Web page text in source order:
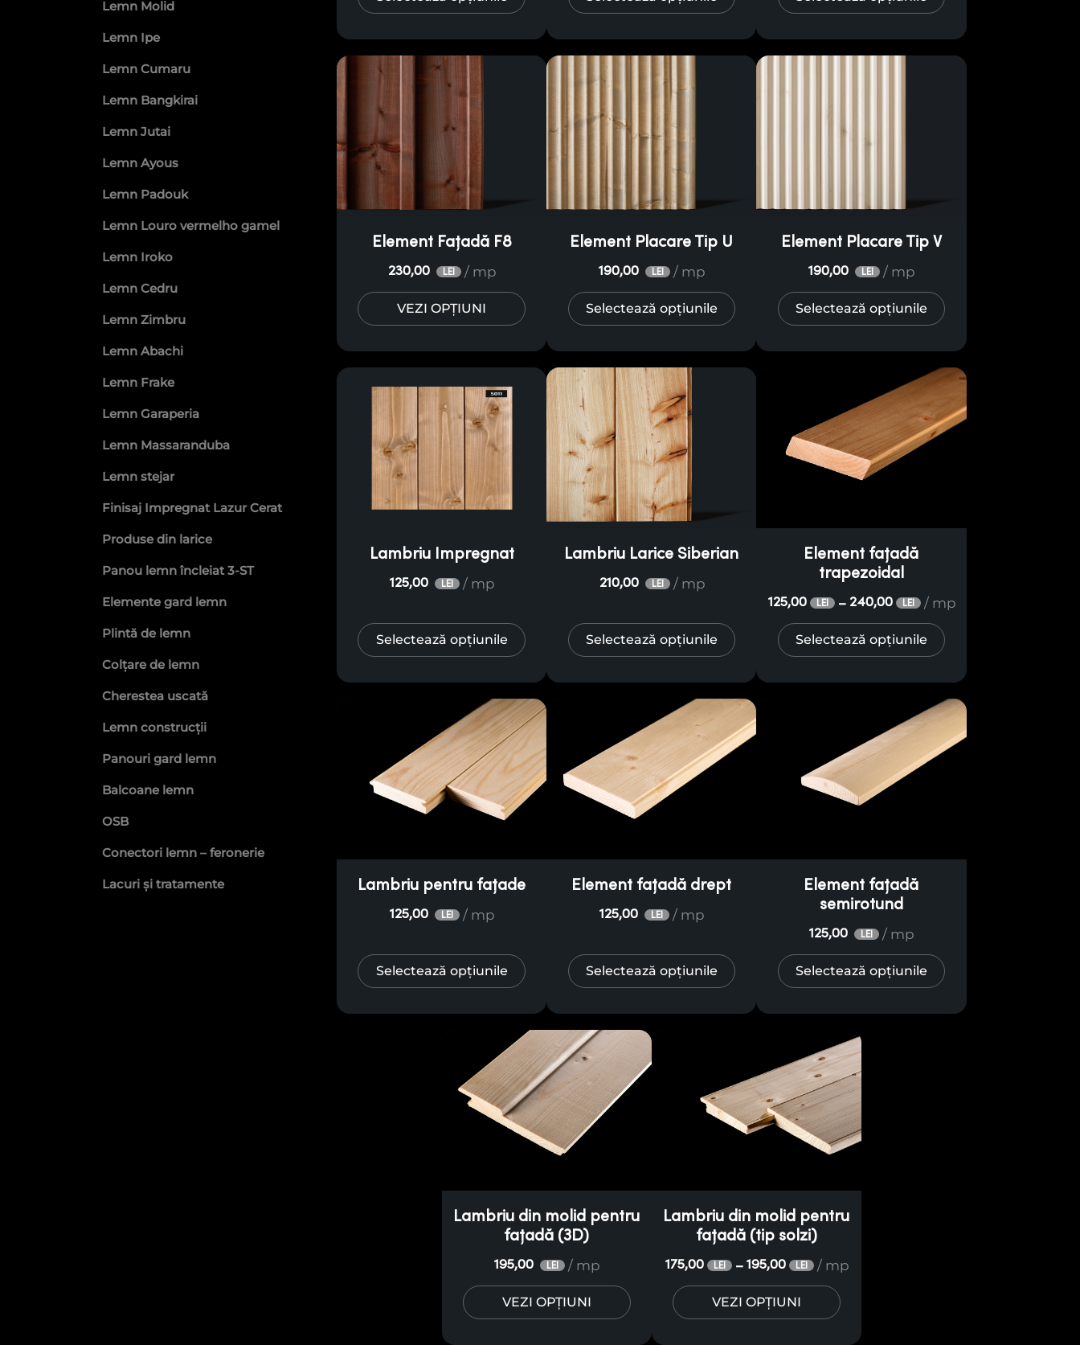
Lemn Molid
Lemn Ipe
Lemn Cumaru
Lemn Bangkirai
Lemn Jutai
Lemn Ayous
Lemn Padouk
Lemn Louro vermelho gamel
Lemn Iroko
Lemn Cedru
Lemn Zimbru
Lemn Abachi
Lemn Frake
Lemn Garaperia
Lemn Massaranduba
Lemn stejar
Finisaj Impregnat Lazur Cerat
Produse din larice
Panou lemn încleiat 3-ST
Elemente gard lemn
Plintă de lemn
Colțare de lemn
Cherestea uscată
Lemn construcții
Panouri gard lemn
Balcoane lemn
OSB
Conectori lemn – feronerie
Lacuri și tratamente
Element Fațadă F8
230,00 LEI / mp
VEZI OPȚIUNI
Element Placare Tip U
190,00 LEI / mp
Selectează opțiunile
Element Placare Tip V
190,00 LEI / mp
Selectează opțiunile
Lambriu Impregnat
125,00 LEI / mp
Selectează opțiunile
Lambriu Larice Siberian
210,00 LEI / mp
Selectează opțiunile
Element fațadă
trapezoidal
125,00 LEI – 240,00 LEI / mp
Selectează opțiunile
Lambriu pentru fațade
125,00 LEI / mp
Selectează opțiunile
Element fațadă drept
125,00 LEI / mp
Selectează opțiunile
Element fațadă
semirotund
125,00 LEI / mp
Selectează opțiunile
Lambriu din molid pentru
fațadă (3D)
195,00 LEI / mp
VEZI OPȚIUNI
Lambriu din molid pentru
fațadă (tip solzi)
175,00 LEI – 195,00 LEI / mp
VEZI OPȚIUNI